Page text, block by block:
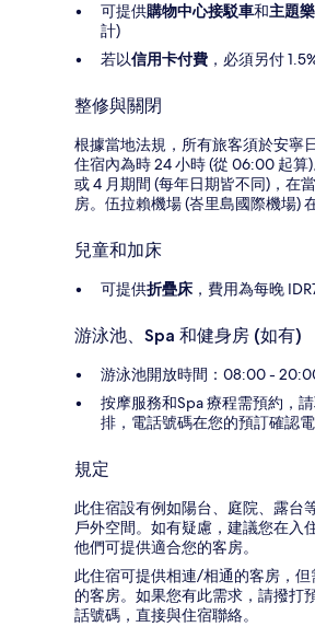
可提供購物中心接駁車和主題
計)
若以信用卡付費 ，必須另付
整修與關閉
根據當地法規，所有旅客須於安寧
住宿內為時 24 小時 (從 06:00 起算
或 4 月期間 (每年日期皆不同)，在
房。伍拉賴機場 (峇里島國際機場)
兒童和加床
可提供折疊床 ，費用為每晚
游泳池、Spa 和健身房 (如有)
游泳池開放時間：08:00 -
按摩服務和Spa 療程需預約，
排，電話號碼在您的預訂確認
規定
此住宿設有例如陽台、庭院、露台
戶外空間。如有疑慮，建議您在入
他們可提供適合您的客房。
此住宿可提供相連/相通的客房，
的客房。如果您有此需求，請撥打
話號碼，直接與住宿聯絡。